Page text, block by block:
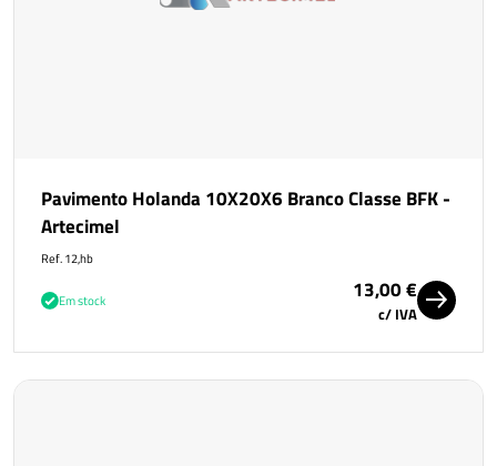
Pavimento Holanda 10X20X6 Branco Classe BFK -
Artecimel
Ref. 12,hb
Em stock 13,00 €
c/ IVA